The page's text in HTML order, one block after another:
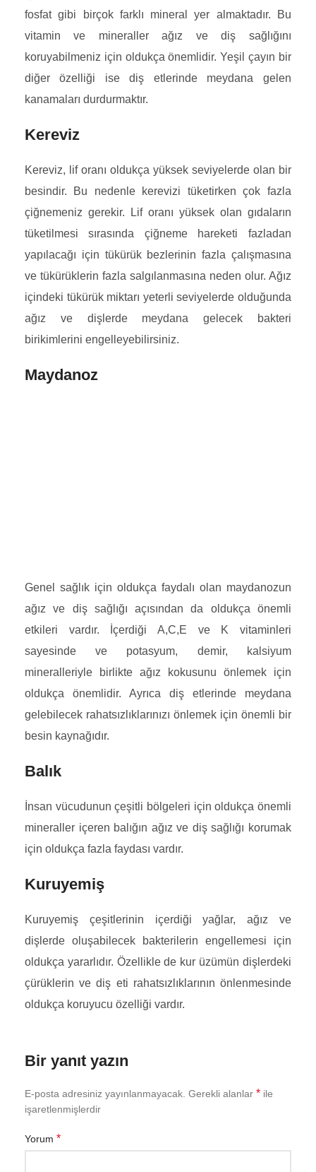
fosfat gibi birçok farklı mineral yer almaktadır. Bu
vitamin ve mineraller ağız ve diş sağlığını
koruyabilmeniz için oldukça önemlidir. Yeşil çayın bir
diğer özelliği ise diş etlerinde meydana gelen
kanamaları durdurmaktır.
Kereviz
Kereviz, lif oranı oldukça yüksek seviyelerde olan bir
besindir. Bu nedenle kerevizi tüketirken çok fazla
çiğnemeniz gerekir. Lif oranı yüksek olan gıdaların
tüketilmesi sırasında çiğneme hareketi fazladan
yapılacağı için tükürük bezlerinin fazla çalışmasına
ve tükürüklerin fazla salgılanmasına neden olur. Ağız
içindeki tükürük miktarı yeterli seviyelerde olduğunda
ağız ve dişlerde meydana gelecek bakteri
birikimlerini engelleyebilirsiniz.
Maydanoz
Genel sağlık için oldukça faydalı olan maydanozun
ağız ve diş sağlığı açısından da oldukça önemli
etkileri vardır. İçerdiği A,C,E ve K vitaminleri
sayesinde ve potasyum, demir, kalsiyum
mineralleriyle birlikte ağız kokusunu önlemek için
oldukça önemlidir. Ayrıca diş etlerinde meydana
gelebilecek rahatsızlıklarınızı önlemek için önemli bir
besin kaynağıdır.
Balık
İnsan vücudunun çeşitli bölgeleri için oldukça önemli
mineraller içeren balığın ağız ve diş sağlığı korumak
için oldukça fazla faydası vardır.
Kuruyemiş
Kuruyemiş çeşitlerinin içerdiği yağlar, ağız ve
dişlerde oluşabilecek bakterilerin engellemesi için
oldukça yararlıdır. Özellikle de kur üzümün dişlerdeki
çürüklerin ve diş eti rahatsızlıklarının önlenmesinde
oldukça koruyucu özelliği vardır.
Bir yanıt yazın
E-posta adresiniz yayınlanmayacak. Gerekli alanlar * ile
işaretlenmişlerdir
Yorum *